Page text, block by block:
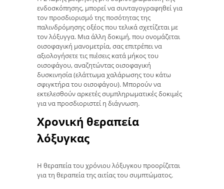
ενδοσκόπησης, μπορεί να συνταγογραφηθεί για
τον προσδιορισμό της ποσότητας της
παλινδρόμησης οξέος που τελικά σχετίζεται με
τον λόξυγγα. Μια άλλη δοκιμή, που ονομάζεται
οισοφαγική μανομετρία, σας επιτρέπει να
αξιολογήσετε τις πιέσεις κατά μήκος του
οισοφάγου, αναζητώντας οισοφαγική
δυσκινησία (ελάττωμα χαλάρωσης του κάτω
σφιγκτήρα του οισοφάγου). Μπορούν να
εκτελεσθούν αρκετές συμπληρωματικές δοκιμές
για να προσδιοριστεί η διάγνωση.
Χρονική θεραπεία
λόξυγκας
Η θεραπεία του χρόνιου λόξυγκου προορίζεται
για τη θεραπεία της αιτίας του συμπτώματος.